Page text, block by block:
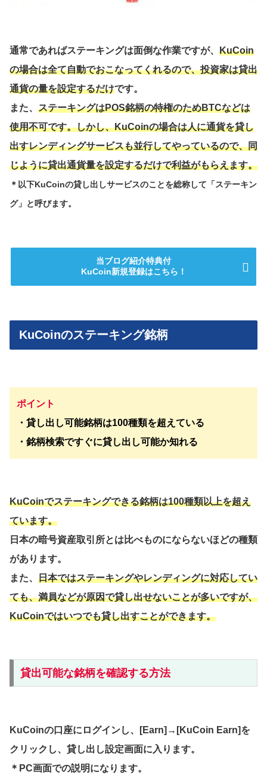
通常であればステーキングは面倒な作業ですが、 KuCoin
の場合は全て自動でおこなってくれるので、投資家は貸出
通貨の量を設定するだけです。
また、 ステーキングはPOS銘柄の特権のためBTCなどは
使用不可です。しかし、KuCoinの場合は人に通貨を貸し
出すレンディングサービスも並行してやっているので、同
じように貸出通貨量を設定するだけで利益がもらえます。
＊以下KuCoinの貸し出しサービスのことを総称して「ステーキン
グ」と呼びます。
当ブログ紹介特典付
KuCoin新規登録はこちら！
KuCoinのステーキング銘柄
ポイント
・貸し出し可能銘柄は100種類を超えている
・銘柄検索ですぐに貸し出し可能か知れる
KuCoinでステーキングできる銘柄は100種類以上を超え
ています。
日本の暗号資産取引所とは比べものにならないほどの種類
があります。
また、 日本ではステーキングやレンディングに対応してい
ても、満員などが原因で貸し出せないことが多いですが、
KuCoinではいつでも貸し出すことができます。
貸出可能な銘柄を確認する方法
KuCoinの口座にログインし、[Earn]→[KuCoin Earn]を
クリックし、貸し出し設定画面に入ります。
＊PC画面での説明になります。